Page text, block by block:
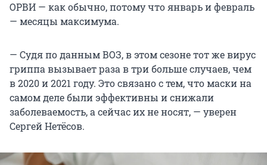
ОРВИ — как обычно, потому что январь и февраль
— месяцы максимума.
— Судя по данным ВОЗ, в этом сезоне тот же вирус
гриппа вызывает раза в три больше случаев, чем
в 2020 и 2021 году. Это связано с тем, что маски на
самом деле были эффективны и снижали
заболеваемость, а сейчас их не носят, — уверен
Сергей Нетёсов.